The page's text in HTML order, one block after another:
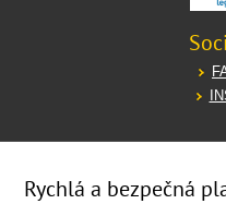
Rychlá a bezpečná